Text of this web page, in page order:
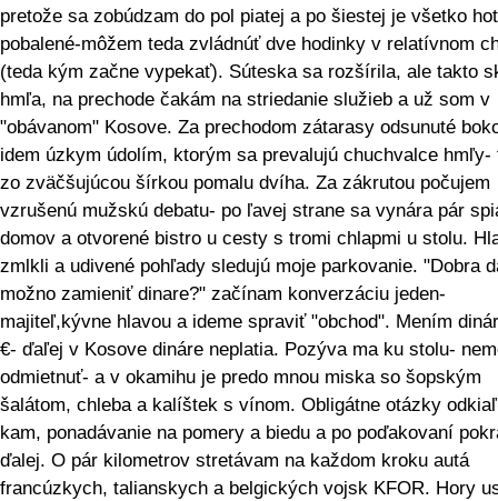
pretože sa zobúdzam do pol piatej a po šiestej je všetko
pobalené-môžem teda zvládnúť dve hodinky v relatívnom
(teda kým začne vypekať). Súteska sa rozšírila, ale takto
hmľa, na prechode čakám na striedanie služieb a už som v
"obávanom" Kosove. Za prechodom zátarasy odsunuté
idem úzkym údolím, ktorým sa prevalujú chuchvalce hmľy-
zo zväčšujúcou šírkou pomalu dvíha. Za zákrutou počujem
vzrušenú mužskú debatu- po ľavej strane sa vynára pár
domov a otvorené bistro u cesty s tromi chlapmi u stolu.
zmlkli a udivené pohľady sledujú moje parkovanie. "Dobra
možno zamieniť dinare?" začínam konverzáciu jeden-
majiteľ,kývne hlavou a ideme spraviť "obchod". Mením
€- ďaľej v Kosove dináre neplatia. Pozýva ma ku stolu-
odmietnuť- a v okamihu je predo mnou miska so šopským
šalátom, chleba a kalíštek s vínom. Obligátne otázky
kam, ponadávanie na pomery a biedu a po poďakovaní
ďalej. O pár kilometrov stretávam na každom kroku autá
francúzkych, talianskych a belgických vojsk KFOR. Hory